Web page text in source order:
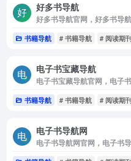
好多书导航
书籍导航 # 书籍导航 # 阅读期
电子书宝藏导航
书籍导航 # 书籍导航 # 阅读期
电子书导航网